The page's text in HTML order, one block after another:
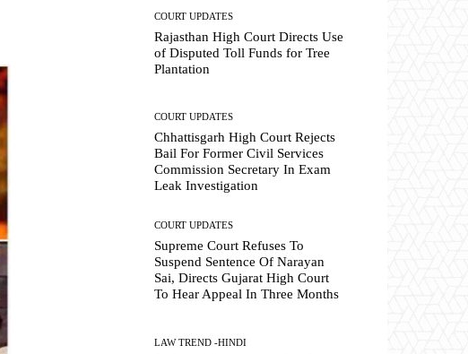
COURT UPDATES
Rajasthan High Court Directs Use
of Disputed Toll Funds for Tree
Plantation
COURT UPDATES
Chhattisgarh High Court Rejects
Bail For Former Civil Services
Commission Secretary In Exam
Leak Investigation
COURT UPDATES
Supreme Court Refuses To
Suspend Sentence Of Narayan
Sai, Directs Gujarat High Court
To Hear Appeal In Three Months
LAW TREND -HINDI